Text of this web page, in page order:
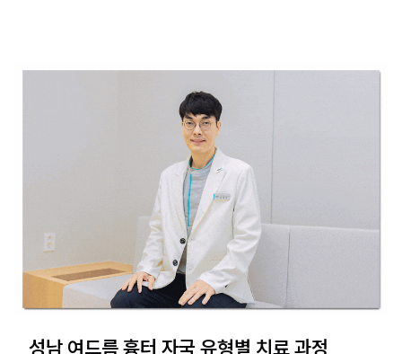
성남 여드름 흉터 자국 유형별 치료 과정